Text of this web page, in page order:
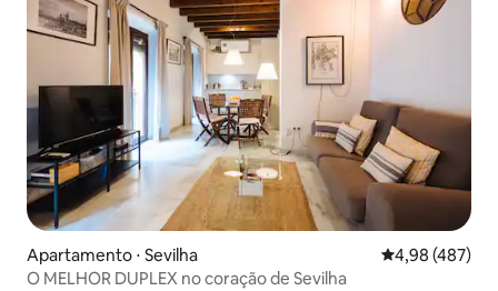
Apartamento ⋅ Sevilha 4,98 de uma
4,98 (487)
O MELHOR DUPLEX no coração de Sevilha